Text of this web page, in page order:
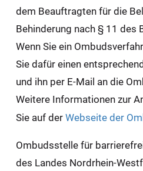
dem Beauftragten für die
Behinderung nach § 11 des
Wenn Sie ein
Sie dafür einen
und ihn per E-Mail an die
Weitere Informationen zur
Sie auf der Webseite der
Ombudsstelle für
des Landes Nordrhein-